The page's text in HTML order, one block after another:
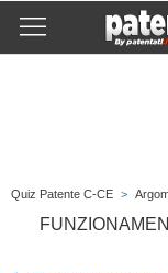
Quiz Patente C-CE >